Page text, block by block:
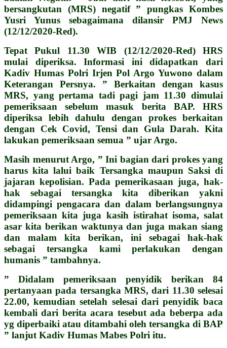
bersangkutan (MRS) negatif ” pungkas Kombes
Yusri Yunus sebagaimana dilansir PMJ News
(12/12/2020-Red).
Tepat Pukul 11.30 WIB (12/12/2020-Red) HRS
mulai diperiksa. Informasi ini didapatkan dari
Kadiv Humas Polri Irjen Pol Argo Yuwono dalam
Keterangan Persnya. ” Berkaitan dengan kasus
MRS, yang pertama tadi pagi jam 11.30 dimulai
pemeriksaan sebelum masuk berita BAP. HRS
diperiksa lebih dahulu dengan prokes berkaitan
dengan Cek Covid, Tensi dan Gula Darah. Kita
lakukan pemeriksaan semua ” ujar Argo.
Masih menurut Argo, ” Ini bagian dari prokes yang
harus kita lalui baik Tersangka maupun Saksi di
jajaran kepolisian. Pada pemerikasaan juga, hak-
hak sebagai tersangka kita diberikan yakni
didampingi pengacara dan dalam berlangsungnya
pemeriksaan kita juga kasih istirahat isoma, salat
asar kita berikan waktunya dan juga makan siang
dan malam kita berikan, ini sebagai hak-hak
sebagai tersangka kami perlakukan dengan
humanis ” tambahnya.
” Didalam pemeriksaan penyidik berikan 84
pertanyaan pada tersangka MRS, dari 11.30 selesai
22.00, kemudian setelah selesai dari penyidik baca
kembali dari berita acara tesebut ada beberpa ada
yg diperbaiki atau ditambahi oleh tersangka di BAP
” lanjut Kadiv Humas Mabes Polri itu.